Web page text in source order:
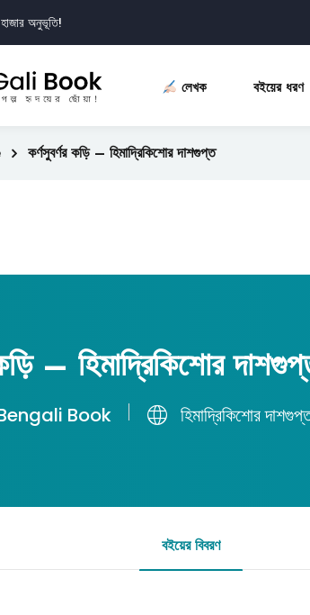
অনুভূতি!
লেখক বইয়ের ধরণ
কর্ণসুবর্ণর কড়ি – হিমাদ্রিকিশোর দাশগুপ্ত
– হিমাদ্রিকিশোর
Book হিমাদ্রিকিশোর
বইয়ের বিবরণ